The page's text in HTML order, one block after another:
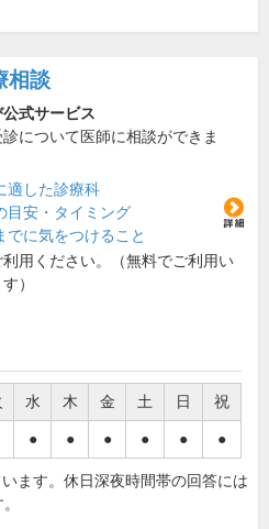
相談
式サービス
について医師に相談ができま
適した診療科
目安・タイミング
でに気をつけること
利用ください。（無料でご利用い
）
水 木 金 土 日 祝
● ● ● ● ● ●
ます。休日深夜時間帯の回答には